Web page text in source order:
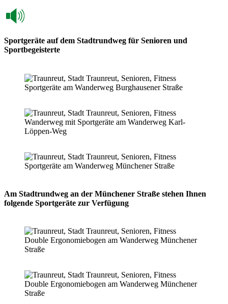
Sportgeräte auf dem Stadtrundweg für Senioren und
Sportbegeisterte
Sportgeräte am Wanderweg Burghausener Straße
Wanderweg mit Sportgeräte am Wanderweg Karl-
Löppen-Weg
Sportgeräte am Wanderweg Münchener Straße
Am Stadtrundweg an der Münchener Straße stehen Ihnen
folgende Sportgeräte zur Verfügung
Double Ergonomiebogen am Wanderweg Münchener
Straße
Double Ergonomiebogen am Wanderweg Münchener
Straße